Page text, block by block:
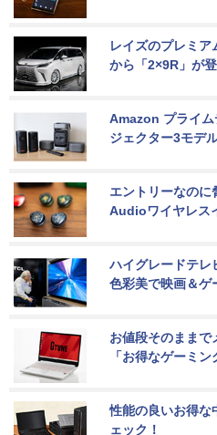
レイズのプレミ
から「2×9R」が登
Amazon プライ
ジェクター3モデ
エントリーなの
Audioワイヤレス
ハイグレードテ
色彩美で映画＆ゲ
お値段そのままで
「お得なゲーミン
性能の良いお得な
ェック！